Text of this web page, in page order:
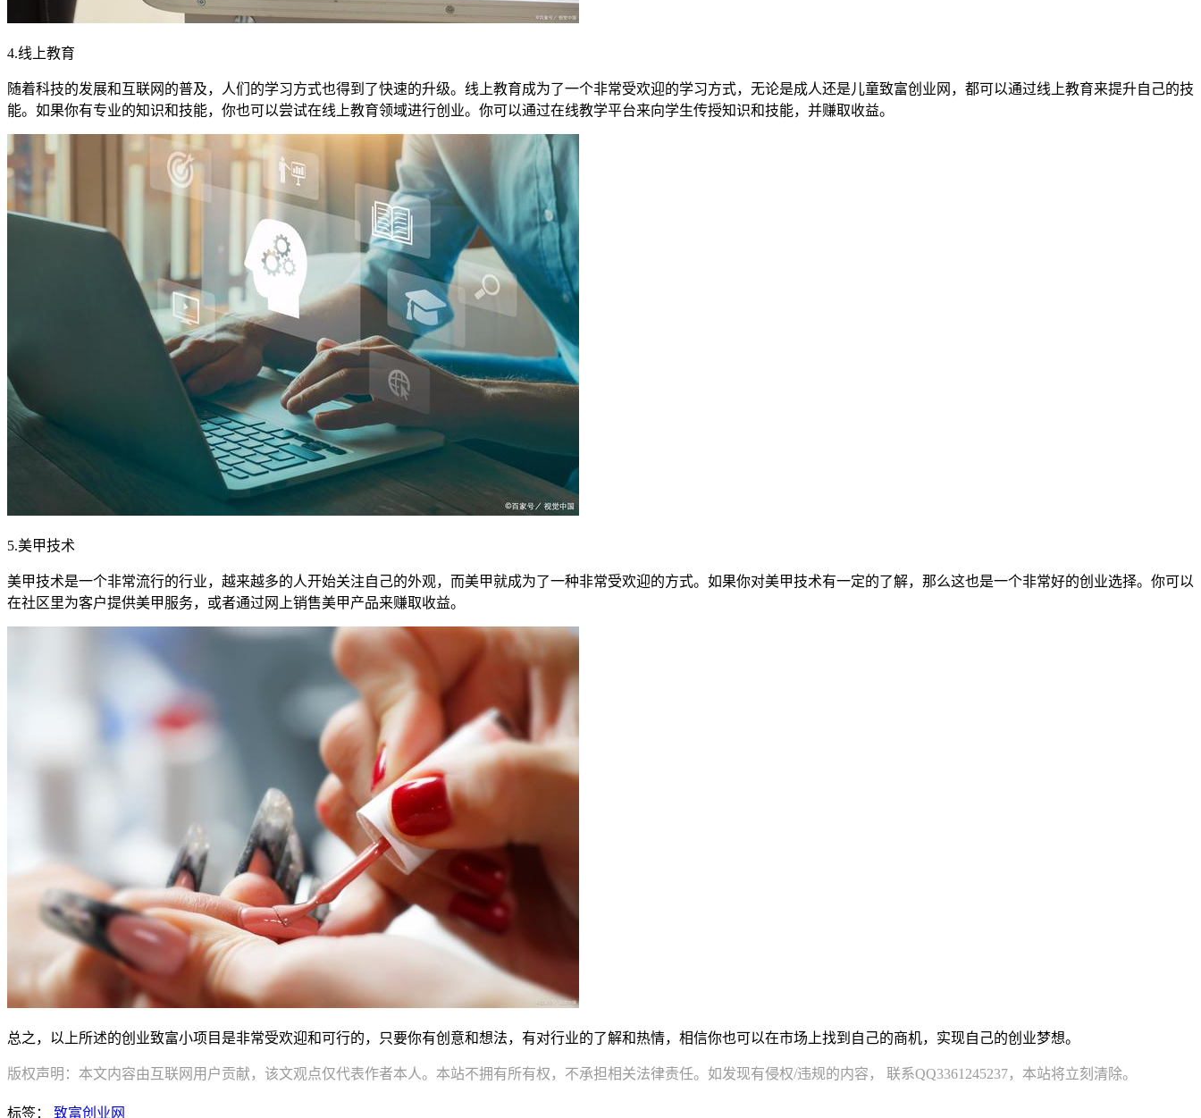
4.线上教育
随着科技的发展和互联网的普及，人们的学习方式也得到了快速的升级。线上教育成为了一个非常受欢迎的学习方式，无论是成人还是儿童致富创业网，都可以通过线上教育来提升自己的技
能。如果你有专业的知识和技能，你也可以尝试在线上教育领域进行创业。你可以通过在线教学平台来向学生传授知识和技能，并赚取收益。
5.美甲技术
美甲技术是一个非常流行的行业，越来越多的人开始关注自己的外观，而美甲就成为了一种非常受欢迎的方式。如果你对美甲技术有一定的了解，那么这也是一个非常好的创业选择。你可以
在社区里为客户提供美甲服务，或者通过网上销售美甲产品来赚取收益。
总之，以上所述的创业致富小项目是非常受欢迎和可行的，只要你有创意和想法，有对行业的了解和热情，相信你也可以在市场上找到自己的商机，实现自己的创业梦想。
版权声明：本文内容由互联网用户贡献，该文观点仅代表作者本人。本站不拥有所有权，不承担相关法律责任。如发现有侵权/违规的内容， 联系QQ3361245237，本站将立刻清除。
标签： 致富创业网